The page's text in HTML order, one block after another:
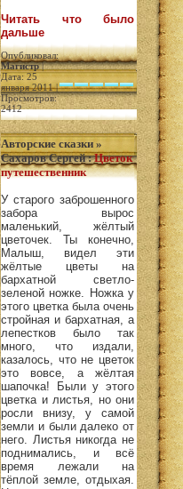
Читать что было
дальше
Опубликовал:
Магистр|
Дата: 25
января 2011 |
Просмотров:
2412
Авторские сказки »
Сахаров Сергей:Цветок
путешественник
У старого заброшенного
забора вырос
маленький, жёлтый
цветочек. Ты конечно,
Малыш, видел эти
жёлтые цветы на
бархатной светло-
зеленой ножке. Ножка у
этого цветка была очень
стройная и бархатная, а
лепестков было так
много, что издали,
казалось, что не цветок
это вовсе, а жёлтая
шапочка! Были у этого
цветка и листья, но они
росли внизу, у самой
земли и были далеко от
него. Листья никогда не
поднимались, и всё
время лежали на
тёплой земле, отдыхая.